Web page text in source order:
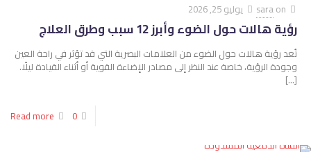
saraon يوليو 25, 2026
رؤية هالات حول الضوء وأبرز 12 سبب وطرق العلاج
تُعد رؤية هالات حول الضوء من العلامات البصرية التي قد تؤثر في راحة العين
وجودة الرؤية، خاصة عند النظر إلى مصادر الإضاءة القوية أو أثناء القيادة ليلًا.
[…]
0
Read more